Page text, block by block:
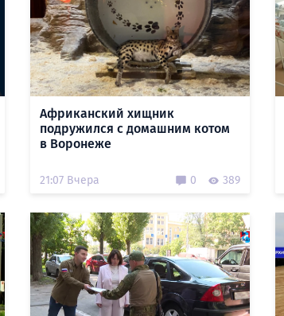
Африканский хищник
подружился с домашним котом
в Воронеже
21:07 Вчера 0 389